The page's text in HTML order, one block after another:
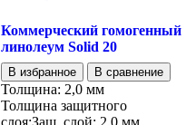
Коммерческий гомогенный
линолеум Solid 20
В избранное В сравнение
Толщина: 2,0 мм
Толщина защитного